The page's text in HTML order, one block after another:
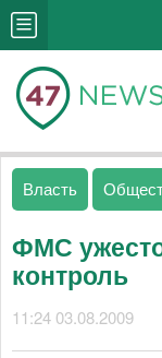
Власть
ФМС
контроль
11:24 03.08.2009